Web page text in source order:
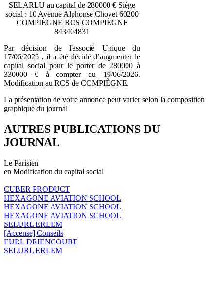
SELARLU au capital de 280000 € Siège
social : 10 Avenue Alphonse Chovet 60200
COMPIÈGNE RCS COMPIÈGNE
843404831
Par décision de l'associé Unique du
17/06/2026 , il a été décidé d’augmenter le
capital social pour le porter de 280000 à
330000 € à compter du 19/06/2026.
Modification au RCS de COMPIÈGNE.
La présentation de votre annonce peut varier selon la composition
graphique du journal
AUTRES PUBLICATIONS DU
JOURNAL
Le Parisien
en Modification du capital social
CUBER PRODUCT
HEXAGONE AVIATION SCHOOL
HEXAGONE AVIATION SCHOOL
HEXAGONE AVIATION SCHOOL
SELURL ERLEM
[Accense] Conseils
EURL DRIENCOURT
SELURL ERLEM